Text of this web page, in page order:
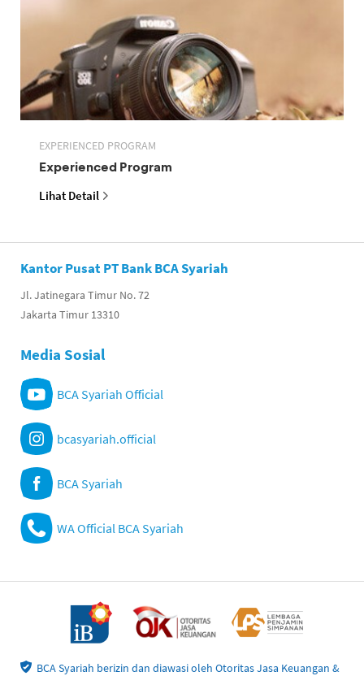
EXPERIENCED PROGRAM
Experienced Program
Lihat Detail
Kantor Pusat PT Bank BCA Syariah
Jl. Jatinegara Timur No. 72
Jakarta Timur 13310
Media Sosial
BCA Syariah Official
bcasyariah.official
BCA Syariah
WA Official BCA Syariah
BCA Syariah berizin dan diawasi oleh Otoritas Jasa Keuangan &